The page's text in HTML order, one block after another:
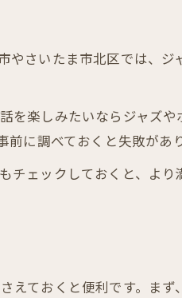
さいたま市北区では、ジ
を楽しみたいならジャズや
に調べておくと失敗があ
チェックしておくと、より
えておくと便利です。まず